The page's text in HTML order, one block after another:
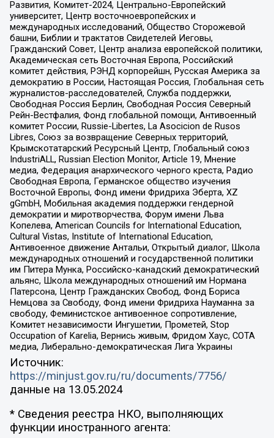
Развития, Комитет-2024, Центрально-Европейский
университет, Центр восточноевропейских и
международных исследований, Общество Сторожевой
башни, Библии и трактатов Свидетелей Иеговы,
Гражданский Совет, Центр анализа европейской политики,
Академическая сеть Восточная Европа, Российский
комитет действия, РЭНД корпорейшн, Русская Америка за
демократию в России, Настоящая Россия, Глобальная сеть
журналистов-расследователей, Служба поддержки,
Свободная Россия Берлин, Свободная Россия Северный
Рейн-Вестфалия, Фонд глобальной помощи, Антивоенный
комитет России, Russie-Libertes, La Asocicion de Rusos
Libres, Союз за возвращение Северных территорий,
Крымскотатарский Ресурсный Центр, Глобальный союз
IndustriALL, Russian Election Monitor, Article 19, Мнение
медиа, Федерация анархического черного креста, Радио
Свободная Европа, Германское общество изучения
Восточной Европы, Фонд имени Фридриха Эберта, XZ
gGmbH, Мобильная академия поддержки гендерной
демократии и миротворчества, Форум имени Льва
Копелева, American Councils for International Education,
Cultural Vistas, Institute of International Education,
Антивоенное движение Антальи, Открытый диалог, Школа
международных отношений и государственной политики
им Питера Мунка, Российско-канадский демократический
альянс, Школа международных отношений им Нормана
Патерсона, Центр Гражданских Свобод, Фонд Бориса
Немцова за Свободу, Фонд имени Фридриха Науманна за
свободу, Феминистское антивоенное сопротивление,
Комитет независимости Ингушетии, Прометей, Stop
Occupation of Karelia, Вернись живым, Фридом Хаус, СОТА
медиа, Либерально-демократическая Лига Украины
Источник:
https://minjust.gov.ru/ru/documents/7756/
данные на 13.05.2024
* Сведения реестра НКО, выполняющих
функции иностранного агента: